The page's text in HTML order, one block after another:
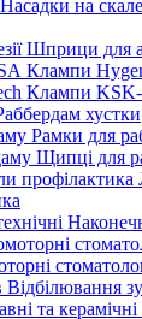
Насадки на
Шприци для
Клампи
Клампи KSK-
хустки
Рамки для
Щипці для
Відбілювання